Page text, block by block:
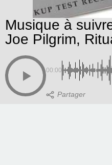
Musique à
Joe Pilgrim,
00:00